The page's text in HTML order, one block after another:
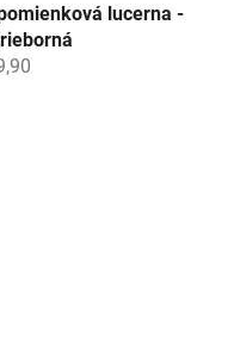
lucerna -